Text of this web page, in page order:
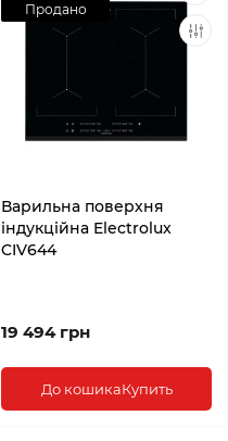
Продано
Варильна поверхня
індукційна Electrolux
CIV644
19 494 грн
До кошикаКупить